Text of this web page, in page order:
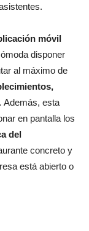
móvil
disponer
al máximo de
esta
en pantalla los
del
concreto y
está abierto o